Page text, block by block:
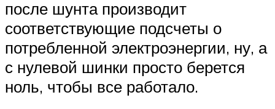
после шунта производит
соответствующие подсчеты о
потребленной электроэнергии, ну, а
с нулевой шинки просто берется
ноль, чтобы все работало.